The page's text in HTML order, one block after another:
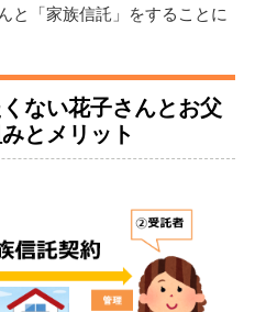
と「家族信託」をすることに
ない花子さんとお父
とメリット